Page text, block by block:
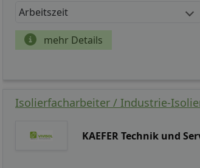
Arbeitszeit
mehr Details
Isolierfacharbeiter / Industrie-
KAEFER Technik und